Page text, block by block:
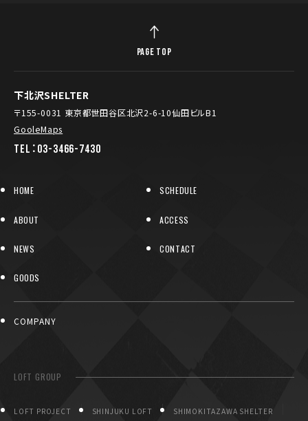
下北沢SHELTER
〒155-0031 東京都世田谷区北沢2-6-10仙田ビルB1
GooleMaps
TEL：03-3466-7430
HOME SCHEDULE
ABOUT ACCESS
NEWS CONTACT
GOODS
COMPANY
LOFT GROUP
LOFT PROJECT SHINJUKU LOFT SHIMOKITAZAWA SHELTER
PAGE TOP